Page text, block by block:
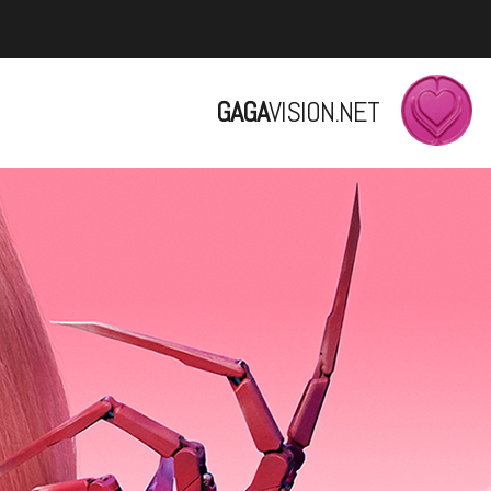
GAGAVISION.NET